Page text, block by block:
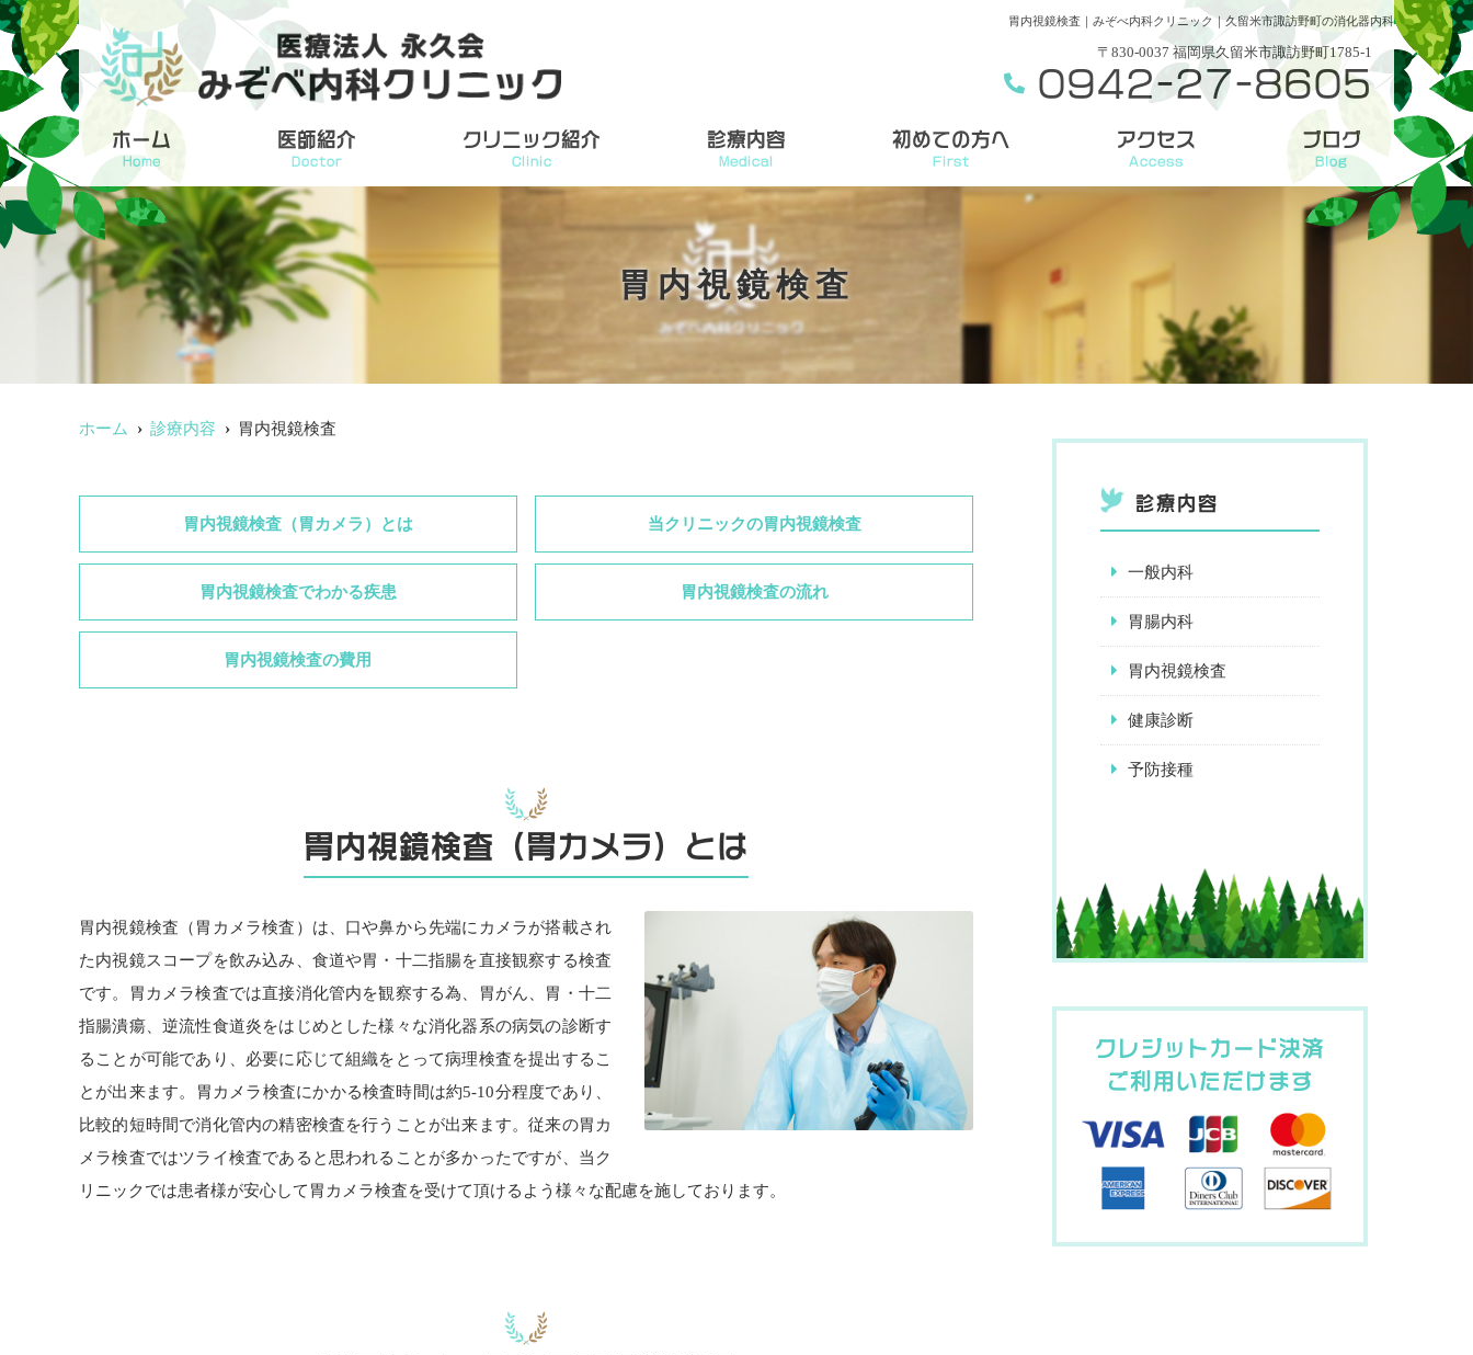
胃内視鏡検査｜みぞべ内科クリニック｜久留米市諏訪野町の消化器内科
〒830-0037 福岡県久留米市諏訪野町1785-1
0942-27-8605
ホーム
Home
医師紹介
Doctor
クリニック紹介
Clinic
診療内容
Medical
初めての方へ
First
アクセス
Access
ブログ
Blog
胃内視鏡検査
ホーム 診療内容 胃内視鏡検査
胃内視鏡検査（胃カメラ）とは 当クリニックの胃内視鏡検査
胃内視鏡検査でわかる疾患 胃内視鏡検査の流れ
胃内視鏡検査の費用
胃内視鏡検査（胃カメラ）とは
胃内視鏡検査（胃カメラ検査）は、口や鼻から先端にカメラが搭載され
た内視鏡スコープを飲み込み、食道や胃・十二指腸を直接観察する検査
です。胃カメラ検査では直接消化管内を観察する為、胃がん、胃・十二
指腸潰瘍、逆流性食道炎をはじめとした様々な消化器系の病気の診断す
ることが可能であり、必要に応じて組織をとって病理検査を提出するこ
とが出来ます。胃カメラ検査にかかる検査時間は約5-10分程度であり、
比較的短時間で消化管内の精密検査を行うことが出来ます。従来の胃カ
メラ検査ではツライ検査であると思われることが多かったですが、当ク
リニックでは患者様が安心して胃カメラ検査を受けて頂けるよう様々な配慮を施しております。
診療内容
一般内科
胃腸内科
胃内視鏡検査
健康診断
予防接種
クレジットカード決済
ご利用いただけます